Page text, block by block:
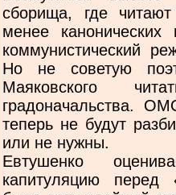
сборища, где
менее
коммунистический
Но не советую
Маяковского
градоначальства.
теперь не будут
или не нужны.
Евтушенко
капитуляцию перед